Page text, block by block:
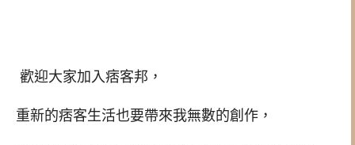
歡迎大家加入痞客邦，
重新的痞客生活也要帶來我無數的創作，